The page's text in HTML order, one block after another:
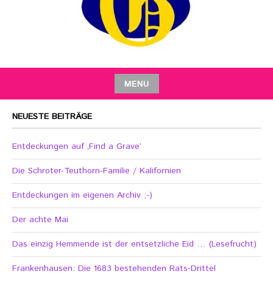
MENU
NEUESTE BEITRÄGE
Entdeckungen auf ‚Find a Grave‘
Die Schroter-Teuthorn-Familie / Kalifornien
Entdeckungen im eigenen Archiv ;-)
Der achte Mai
Das einzig Hemmende ist der entsetzliche Eid … (Lesefrucht)
Frankenhausen: Die 1683 bestehenden Rats-Drittel